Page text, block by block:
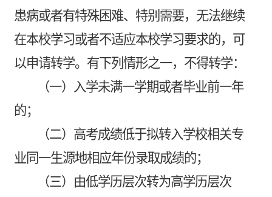
患病或者有特殊困难、特别需要，无法继续
在本校学习或者不适应本校学习要求的，可
以申请转学。有下列情形之一，不得转学：
（一）入学未满一学期或者毕业前一年
的；
（二）高考成绩低于拟转入学校相关专
业同一生源地相应年份录取成绩的；
（三）由低学历层次转为高学历层次